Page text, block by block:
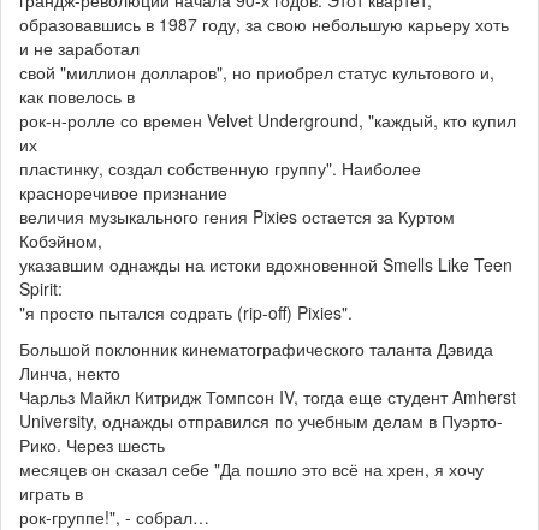
образовавшись в 1987 году, за свою небольшую карьеру хоть
и не заработал
свой "миллион долларов", но приобрел статус культового и,
как повелось в
рок-н-ролле со времен Velvet Underground, "каждый, кто купил
их
пластинку, создал собственную группу". Наиболее
красноречивое признание
величия музыкального гения Pixies остается за Куртом
Кобэйном,
указавшим однажды на истоки вдохновенной Smells Like Teen
Spirit:
"я просто пытался содрать (rip-off) Pixies".
Большой поклонник кинематографического таланта Дэвида
Линча, некто
Чарльз Майкл Китридж Томпсон IV, тогда еще студент Amherst
University, однажды отправился по учебным делам в Пуэрто-
Рико. Через шесть
месяцев он сказал себе "Да пошло это всё на хрен, я хочу
играть в
рок-группе!", - собрал…